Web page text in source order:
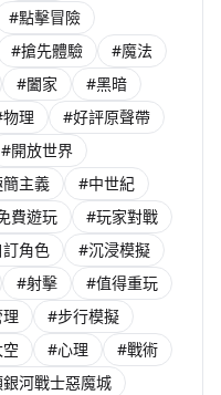
#點擊冒險
#搶先體驗
#魔法
#闔家
#黑暗
理
#好評原聲帶
#開放世界
主義
#中世紀
費遊玩
#玩家對戰
角色
#沉浸模擬
#射擊
#值得重玩
#步行模擬
#心理
#戰術
河戰士惡魔城